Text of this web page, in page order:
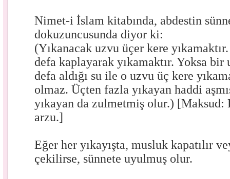
Nimet-i İslam kitabında, abdestin
dokuzuncusunda diyor ki:
(Yıkanacak uzvu üçer kere
defa kaplayarak yıkamaktır. Yoksa bir
defa aldığı su ile o uzvu üç kere
olmaz. Üçten fazla yıkayan haddi
yıkayan da zulmetmiş olur.) [Maksud:
arzu.]
Eğer her yıkayışta, musluk kapatılır
çekilirse, sünnete uyulmuş olur.